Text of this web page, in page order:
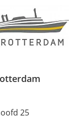
25